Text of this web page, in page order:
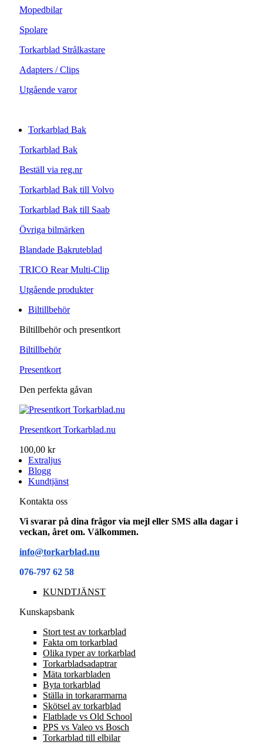
Mopedbilar
Spolare
Torkarblad Strålkastare
Adapters / Clips
Utgående varor
Torkarblad Bak
Torkarblad Bak
Beställ via reg.nr
Torkarblad Bak till Volvo
Torkarblad Bak till Saab
Övriga bilmärken
Blandade Bakruteblad
TRICO Rear Multi-Clip
Utgående produkter
Biltillbehör
Biltillbehör och presentkort
Biltillbehör
Presentkort
Den perfekta gåvan
Presentkort Torkarblad.nu
100,00 kr
Extraljus
Blogg
Kundtjänst
Kontakta oss
Vi svarar på dina frågor via mejl eller SMS alla dagar i
veckan, året om. Välkommen.
info@torkarblad.nu
076-797 62 58
KUNDTJÄNST
Kunskapsbank
Stort test av torkarblad
Fakta om torkarblad
Olika typer av torkarblad
Torkarbladsadaptrar
Mäta torkarbladen
Byta torkarblad
Ställa in torkararmarna
Skötsel av torkarblad
Flatblade vs Old School
PPS vs Valeo vs Bosch
Torkarblad till elbilar